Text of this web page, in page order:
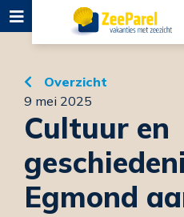
Overzicht
9 mei 2025
Cultuur en
Egmond